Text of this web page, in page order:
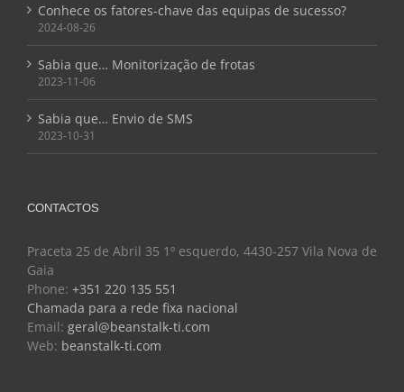
Conhece os fatores-chave das equipas de sucesso?
2024-08-26
Sabia que… Monitorização de frotas
2023-11-06
Sabia que… Envio de SMS
2023-10-31
CONTACTOS
Praceta 25 de Abril 35 1º esquerdo, 4430-257 Vila Nova de
Gaia
Phone: +351 220 135 551
Chamada para a rede fixa nacional
Email: geral@beanstalk-ti.com
Web: beanstalk-ti.com